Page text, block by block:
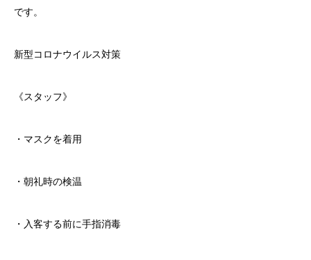
です。
新型コロナウイルス対策
《スタッフ》
・マスクを着用
・朝礼時の検温
・入客する前に手指消毒